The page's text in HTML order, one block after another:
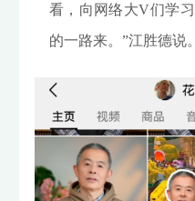
看，向网络大V们学
的一路来。”江胜德说。